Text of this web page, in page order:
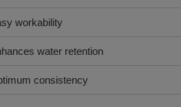
workability
water retention
consistency